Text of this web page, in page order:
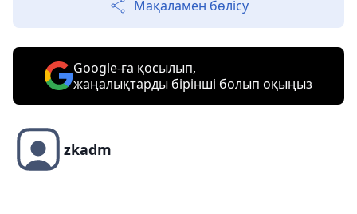
Мақаламен бөлісу
Google-ға қосылып,
жаңалықтарды бірінші болып оқыңыз
zkadm